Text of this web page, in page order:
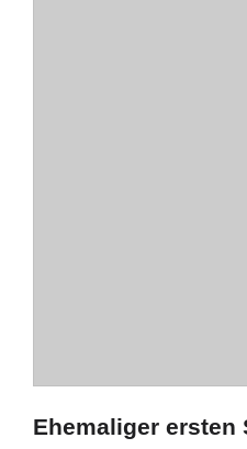
Ehemaliger ersten